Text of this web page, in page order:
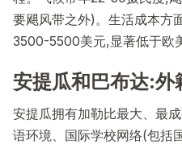
要飓风带之外)。生活成本方
3500-5500美元,显著低于欧
安提瓜和巴布达:外
安提瓜拥有加勒比最大、最
语环境、国际学校网络(包括